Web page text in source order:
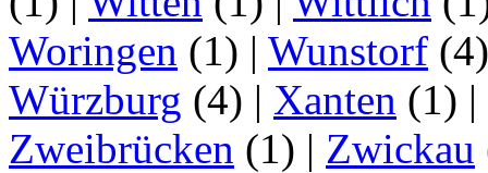
Woringen (1) | Wunstorf
Würzburg (4) | Xanten (1) |
Zweibrücken (1) | Zwickau